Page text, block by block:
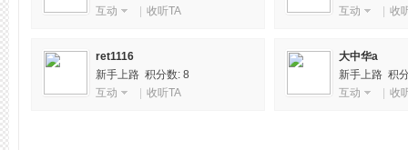
互动
收听TA
互动
收
ret1116
新手上路 积分数: 8
互动
收听TA
大中华a
新手上路 积
互动
收